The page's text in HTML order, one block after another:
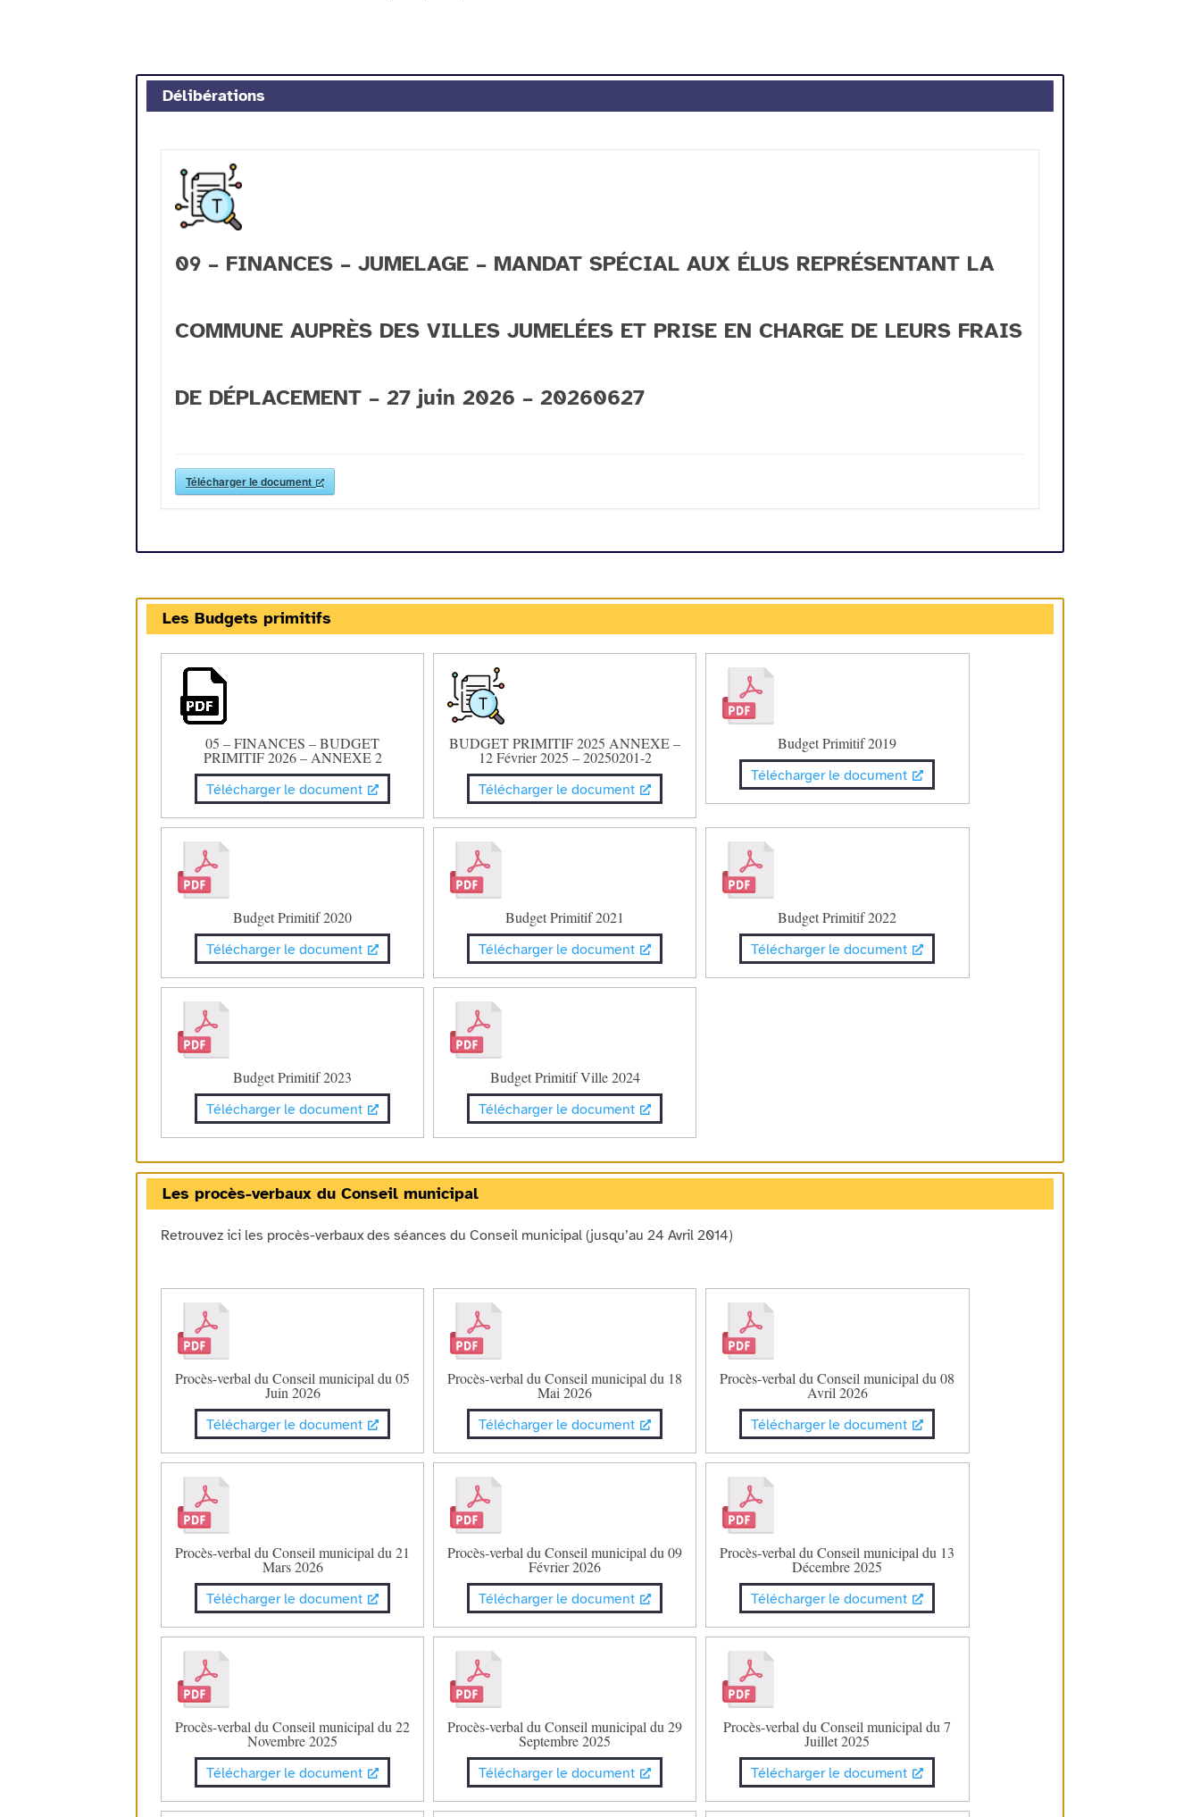
Délibérations
09 – FINANCES – JUMELAGE – MANDAT SPÉCIAL AUX ÉLUS REPRÉSENTANT LA
COMMUNE AUPRÈS DES VILLES JUMELÉES ET PRISE EN CHARGE DE LEURS FRAIS
DE DÉPLACEMENT – 27 juin 2026 – 20260627
Télécharger le document
Les Budgets primitifs
05 – FINANCES – BUDGET
PRIMITIF 2026 – ANNEXE 2
Télécharger le document
BUDGET PRIMITIF 2025 ANNEXE –
12 Février 2025 – 20250201-2
Télécharger le document
Budget Primitif 2019
Télécharger le document
Budget Primitif 2020
Télécharger le document
Budget Primitif 2021
Télécharger le document
Budget Primitif 2022
Télécharger le document
Budget Primitif 2023
Télécharger le document
Budget Primitif Ville 2024
Télécharger le document
Les procès-verbaux du Conseil municipal
Retrouvez ici les procès-verbaux des séances du Conseil municipal (jusqu’au 24 Avril 2014)
Procès-verbal du Conseil municipal du 05
Juin 2026
Télécharger le document
Procès-verbal du Conseil municipal du 18
Mai 2026
Télécharger le document
Procès-verbal du Conseil municipal du 08
Avril 2026
Télécharger le document
Procès-verbal du Conseil municipal du 21
Mars 2026
Télécharger le document
Procès-verbal du Conseil municipal du 09
Février 2026
Télécharger le document
Procès-verbal du Conseil municipal du 13
Décembre 2025
Télécharger le document
Procès-verbal du Conseil municipal du 22
Novembre 2025
Télécharger le document
Procès-verbal du Conseil municipal du 29
Septembre 2025
Télécharger le document
Procès-verbal du Conseil municipal du 7
Juillet 2025
Télécharger le document